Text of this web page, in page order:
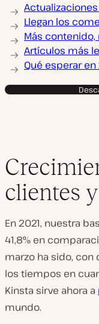
Llegan los
Más
Artículos más
Qué esperar
clientes
En 2021, nuestra
41,8% en
marzo ha sido, con
los tiempos en
Kinsta sirve ahora a
mundo.